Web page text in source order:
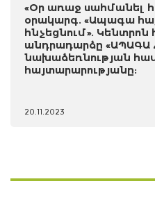
«Օր առաջ սահմանել
օրակարգ. «Ապագա
հնչեցնում».
անդրադարձը «ԱՊԱԳԱ
նախաձեռնության
հայտարարությանը:
20.11.2023